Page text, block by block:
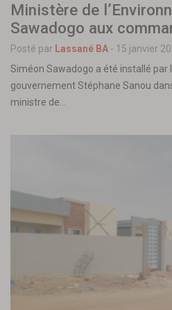
Ministère de
Sawadogo aux
Posté par Lassané BA - 15 janvier
Siméon Sawadogo a été installé par
gouvernement Stéphane Sanou
ministre de…